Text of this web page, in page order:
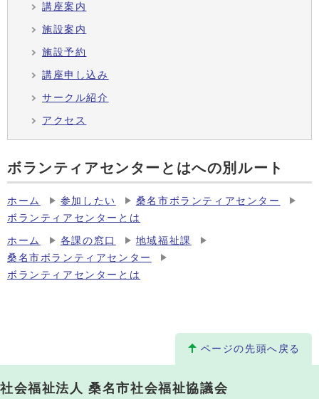
講座案内
施設案内
施設予約
講座申し込み
サークル紹介
アクセス
ボランティアセンターとはへの別ルート
ホーム 参加したい
桑名市ボランティアセンター
ボランティアセンターとは
ホーム 各課の窓口
地域福祉課
桑名市ボランティアセンター
ボランティアセンターとは
ページの先頭へ戻る
社会福祉法人 桑名市社会福祉協議会